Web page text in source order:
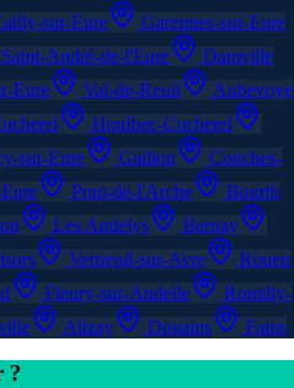
sur-Eure
Garennes-sur-Eure
Saint-André-de-l'Eure
Damville
Eure Val-de-Reuil
Aubevoye
Houlbec-Cocherel
sur-Eure Gaillon
Conches-
Pont-de-l'Arche
Bourth
Les Andelys
Bernay
Verneuil-sur-Avre
Rouen
Fleury-sur-Andelle
Romilly-
Alizay Douains Fains
?